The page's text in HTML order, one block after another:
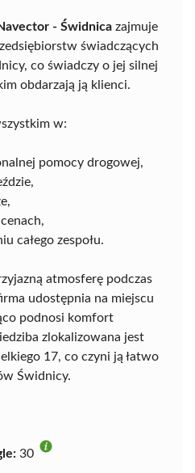
- Świdnica zajmuje
świadczących
co świadczy o jej silnej
obdarzają ją klienci.
w:
pomocy drogowej,
całego zespołu.
atmosferę podczas
udostępnia na miejscu
podnosi komfort
zlokalizowana jest
17, co czyni ją łatwo
Świdnicy.
30